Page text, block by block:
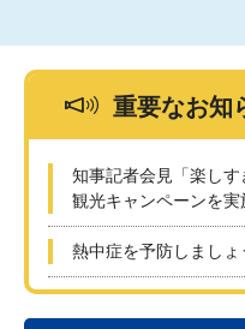
重要なお知
知事記者会見「楽し
観光キャンペーンを実
熱中症を予防しましょ